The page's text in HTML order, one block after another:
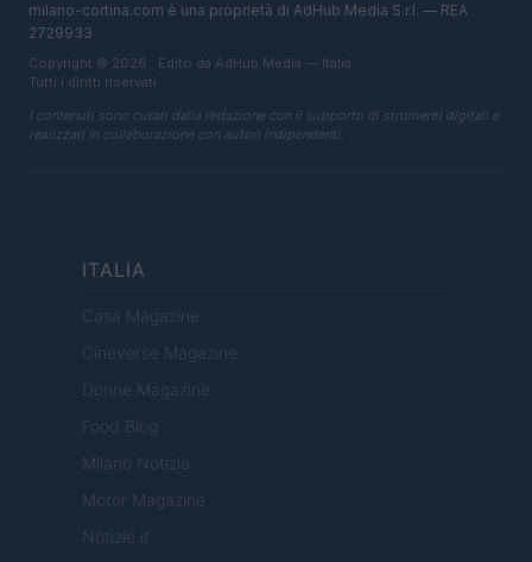
milano-cortina.com è una proprietà di AdHub Media S.r.l. — REA
2729933
Copyright © 2026 · Edito da AdHub Media — Italia
Tutti i diritti riservati
I contenuti sono curati dalla redazione con il supporto di strumenti digitali e
realizzati in collaborazione con autori indipendenti.
ITALIA
Casa Magazine
Cineverse Magazine
Donne Magazine
Food Blog
Milano Notizie
Motor Magazine
Notizie.it